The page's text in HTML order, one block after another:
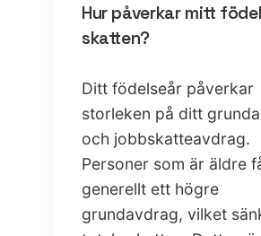
Hur påverkar mitt
skatten?
Ditt födelseår påverkar
storleken på ditt
och jobbskatteavdrag.
Personer som är äldre
generellt ett högre
grundavdrag, vilket